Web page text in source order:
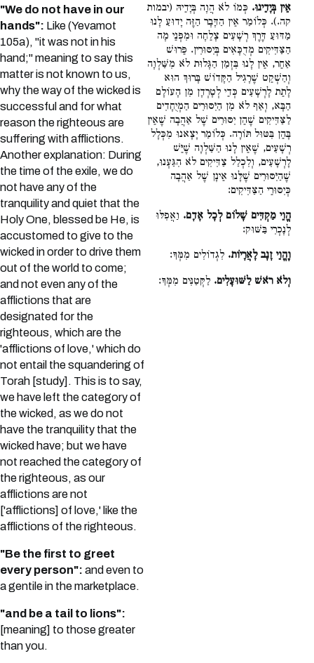
"We do not have in our
hands": Like (Yevamot
105a), "it was not in his
hand;" meaning to say this
matter is not known to us,
why the way of the wicked is
successful and for what
reason the righteous are
suffering with afflictions.
Another explanation: During
the time of the exile, we do
not have any of the
tranquility and quiet that the
Holy One, blessed be He, is
accustomed to give to the
wicked in order to drive them
out of the world to come;
and not even any of the
afflictions that are
designated for the
righteous, which are the
'afflictions of love,' which do
not entail the squandering of
Torah [study]. This is to say,
we have left the category of
the wicked, as we do not
have the tranquility that the
wicked have; but we have
not reached the category of
the righteous, as our
afflictions are not
['afflictions] of love,' like the
afflictions of the righteous.
"Be the first to greet
every person": and even to
a gentile in the marketplace.
"and be a tail to lions":
[meaning] to those greater
than you.
אֵין בְּיָדֵינוּ. כְּמוֹ לֹא הֲוָה בְּיָדֵיהּ (יבמות
קה.). כְּלוֹמַר אֵין הַדָּבָר הַזֶּה יָדוּעַ לָנוּ
מַדּוּעַ דֶּרֶךְ רְשָׁעִים צָלֵחָה וּמִפְּנֵי מָה
הַצַּדִּיקִים מְדֻכָּאִים בְּיִסּוּרִין. פֵּרוּשׁ
אַחֵר, אֵין לָנוּ בִּזְמַן הַגָּלוּת לֹא מִשַּׁלְוָה
וְהַשְׁקֵט שֶׁרָגִיל הַקָּדוֹשׁ בָּרוּךְ הוּא
לָתֵת לָרְשָׁעִים כְּדֵי לְטָרְדָן מִן הָעוֹלָם
הַבָּא, וְאַף לֹא מִן הַיִּסּוּרִים הַמְיֻחָדִים
לַצַּדִּיקִים שֶׁהֵן יִסּוּרִים שֶׁל אַהֲבָה שֶׁאֵין
בָּהֵן בִּטּוּל תּוֹרָה. כְּלוֹמַר יָצָאנוּ מִכְּלָל
רְשָׁעִים, שֶׁאֵין לָנוּ הַשַּׁלְוָה שֶׁיֵּשׁ
לָרְשָׁעִים, וְלִכְלַל צַדִּיקִים לֹא הִגַּעְנוּ,
שֶׁהַיִּסּוּרִים שֶׁלָּנוּ אֵינָן שֶׁל אַהֲבָה
כְּיִסּוּרֵי הַצַּדִּיקִים:
הֱוֵי מַקְדִּים שָׁלוֹם לְכָל אָדָם. וַאֲפִלּוּ
לְנָכְרִי בַּשּׁוּק:
וֶהֱוֵי זָנָב לָאֲרָיוֹת. לִגְדוֹלִים מִמְּךָ:
וְלֹא רֹאשׁ לַשּׁוּעָלִים. לַקְּטַנִּים מִמְּךָ: